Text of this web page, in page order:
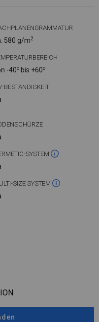
580 g/m2
-40o bis +60o
BESTÄNDIGKEIT
SYSTEM
SIZE SYSTEM